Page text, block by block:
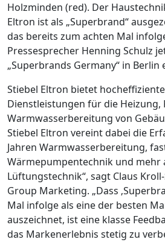
Holzminden (red). Der
Eltron ist als „Superbrand“
das bereits zum achten Mal
Pressesprecher Henning Schulz
„Superbrands Germany“ in Berlin
Stiebel Eltron bietet
Dienstleistungen für die
Warmwasserbereitung von
Stiebel Eltron vereint dabei die
Jahren Warmwasserbereitung,
Wärmepumpentechnik und mehr
Lüftungstechnik“, sagt Claus
Group Marketing. „Dass
Mal infolge als eine der besten
auszeichnet, ist eine klasse
das Markenerlebnis stetig zu